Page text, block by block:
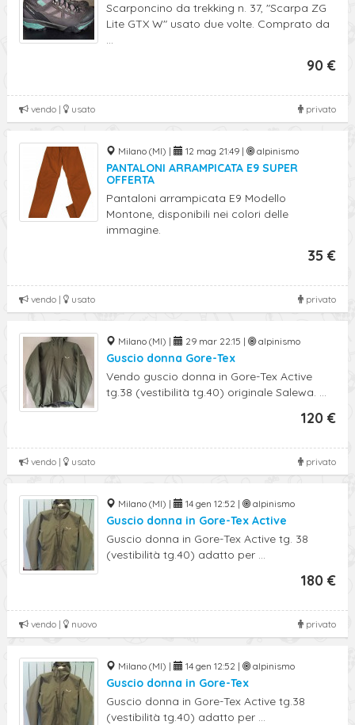
Scarponcino da trekking n. 37, "Scarpa ZG
Lite GTX W" usato due volte. Comprato da
...
90 €
privato
vendo | usato
Milano (MI) | 12 mag 21:49 | alpinismo
PANTALONI ARRAMPICATA E9 SUPER
OFFERTA
Pantaloni arrampicata E9 Modello
Montone, disponibili nei colori delle
immagine.
35 €
privato
vendo | usato
Milano (MI) | 29 mar 22:15 | alpinismo
Guscio donna Gore-Tex
Vendo guscio donna in Gore-Tex Active
tg.38 (vestibilità tg.40) originale Salewa. ...
120 €
privato
vendo | usato
Milano (MI) | 14 gen 12:52 | alpinismo
Guscio donna in Gore-Tex Active
Guscio donna in Gore-Tex Active tg. 38
(vestibilità tg.40) adatto per ...
180 €
privato
vendo | nuovo
Milano (MI) | 14 gen 12:52 | alpinismo
Guscio donna in Gore-Tex
Guscio donna in Gore-Tex Active tg.38
(vestibilità tg.40) adatto per ...